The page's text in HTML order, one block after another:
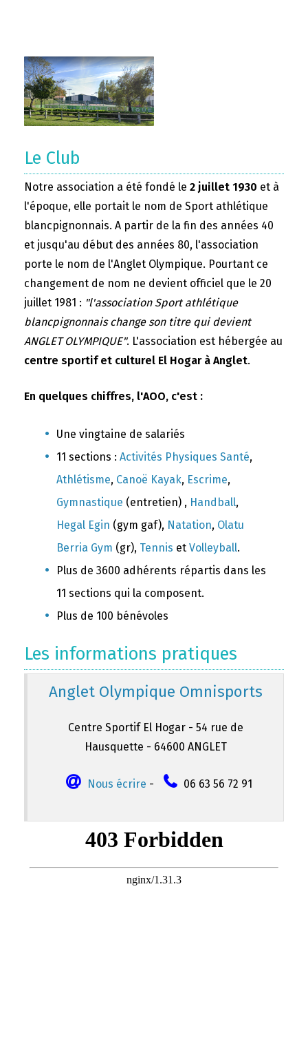
Le Club
Notre association a été fondé le 2 juillet 1930 et à
l'époque, elle portait le nom de Sport athlétique
blancpignonnais. A partir de la fin des années 40
et jusqu'au début des années 80, l'association
porte le nom de l'Anglet Olympique. Pourtant ce
changement de nom ne devient officiel que le 20
juillet 1981 : "l'association Sport athlétique
blancpignonnais change son titre qui devient
ANGLET OLYMPIQUE". L'association est hébergée au
centre sportif et culturel El Hogar à Anglet.
En quelques chiffres, l'AOO, c'est :
Une vingtaine de salariés
11 sections : Activités Physiques Santé,
Athlétisme, Canoë Kayak, Escrime,
Gymnastique (entretien) , Handball,
Hegal Egin (gym gaf), Natation, Olatu
Berria Gym (gr), Tennis et Volleyball.
Plus de 3600 adhérents répartis dans les
11 sections qui la composent.
Plus de 100 bénévoles
Les informations pratiques
Anglet Olympique Omnisports
Centre Sportif El Hogar - 54 rue de
Hausquette - 64600 ANGLET
Nous écrire - 06 63 56 72 91